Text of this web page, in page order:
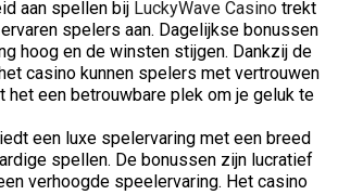
aan spellen bij LuckyWave Casino trekt
spelers aan. Dagelijkse bonussen
hoog en de winsten stijgen. Dankzij de
casino kunnen spelers met vertrouwen
het een betrouwbare plek om je geluk te
een luxe spelervaring met een breed
spellen. De bonussen zijn lucratief
verhoogde speelervaring. Het casino